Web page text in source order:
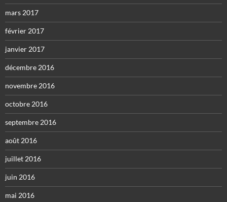
mars 2017
février 2017
janvier 2017
décembre 2016
novembre 2016
octobre 2016
septembre 2016
août 2016
juillet 2016
juin 2016
mai 2016